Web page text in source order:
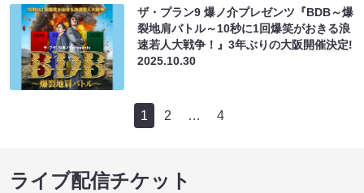
ザ・プラン9 爆ノ介プレゼンツ『BDB～爆
裂地肩バトル～10秒に1回爆笑がおきる浪
速若人大戦争！』3年ぶりの大阪開催決定!
2025.10.30
1 2 … 4
ライブ配信チケット